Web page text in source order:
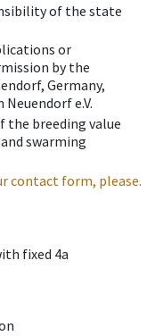
of the state
or
by the
Germany,
e.V.
the breeding value
swarming
contact form, please.
fixed 4a